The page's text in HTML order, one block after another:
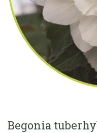
Begonia